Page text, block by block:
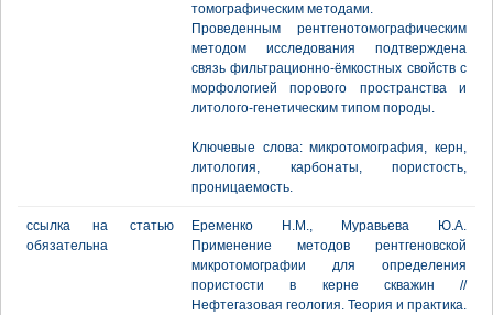
томографическим методами.
Проведенным рентгенотомографическим
методом исследования подтверждена
связь фильтрационно-ёмкостных свойств с
морфологией порового пространства и
литолого-генетическим типом породы.
Ключевые слова: микротомография, керн,
литология, карбонаты, пористость,
проницаемость.
ссылка на статью
обязательна
Еременко Н.М., Муравьева Ю.А.
Применение методов рентгеновской
микротомографии для определения
пористости в керне скважин //
Нефтегазовая геология. Теория и практика.